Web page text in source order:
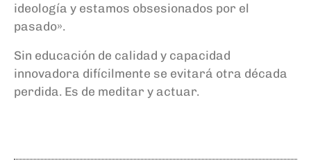
ideología y estamos obsesionados por el
pasado».
Sin educación de calidad y capacidad
innovadora difícilmente se evitará otra década
perdida. Es de meditar y actuar.